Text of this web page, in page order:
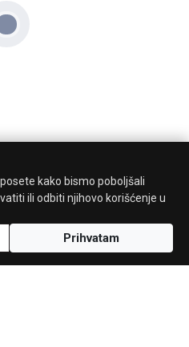
kako bismo poboljšali
ili odbiti njihovo korišćenje u
Prihvatam